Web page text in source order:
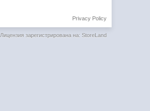
Privacy Policy
Лицензия зарегистрирована на: StoreLand